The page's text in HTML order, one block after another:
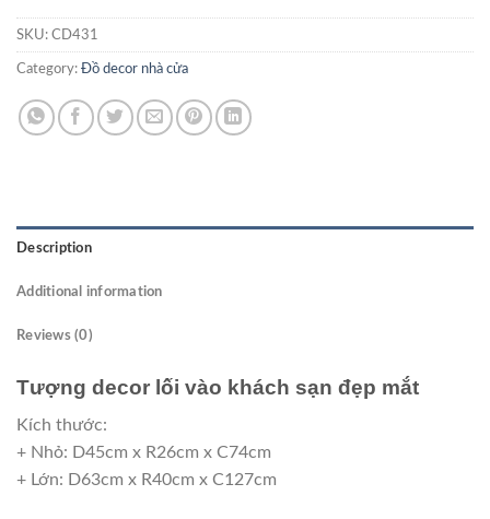
SKU: CD431
Category: Đồ decor nhà cửa
Description
Additional information
Reviews (0)
Tượng decor lối vào khách sạn đẹp mắt
Kích thước:
+ Nhỏ: D45cm x R26cm x C74cm
+ Lớn: D63cm x R40cm x C127cm